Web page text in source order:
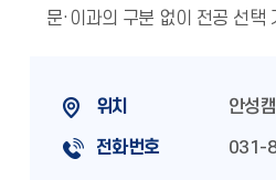
문·이과의 구분 없이 전공 선택
위치 안성
전화번호 031-